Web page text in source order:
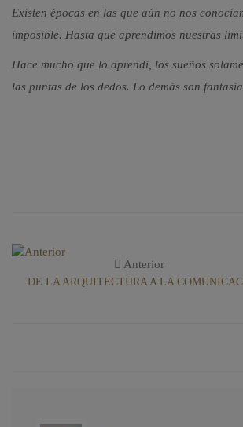
Existen épocas en las que aún no nos
imposible. Hasta que aprendimos nuestras
Hace mucho que lo aprendí, los sueños
las puntas de los dedos. Lo demás son
Anterior
DE LA ARQUITECTURA A LA